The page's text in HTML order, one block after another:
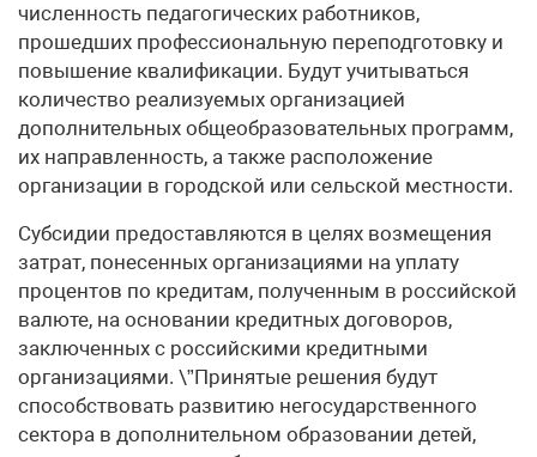
численность педагогических работников,
прошедших профессиональную переподготовку и
повышение квалификации. Будут учитываться
количество реализуемых организацией
дополнительных общеобразовательных программ,
их направленность, а также расположение
организации в городской или сельской местности.
Субсидии предоставляются в целях возмещения
затрат, понесенных организациями на уплату
процентов по кредитам, полученным в российской
валюте, на основании кредитных договоров,
заключенных с российскими кредитными
организациями. \”Принятые решения будут
способствовать развитию негосударственного
сектора в дополнительном образовании детей,